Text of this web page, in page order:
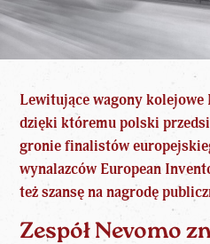
Lewitujące wagony kolejowe
dzięki któremu polski
gronie finalistów
wynalazców European
też szansę na nagrodę
Zespół Nevomo